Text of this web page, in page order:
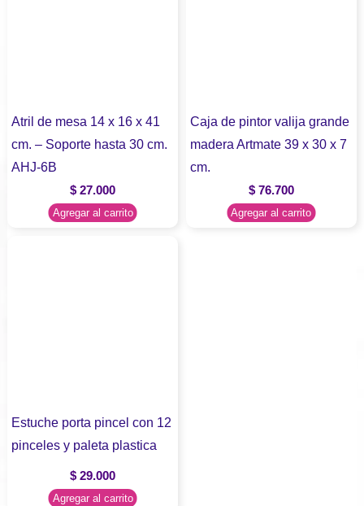
Atril de mesa 14 x 16 x 41
cm. – Soporte hasta 30 cm.
AHJ-6B
$ 27.000
Agregar al carrito
Caja de pintor valija grande
madera Artmate 39 x 30 x 7
cm.
$76.700
Agregar al carrito
Estuche porta pincel con 12
pinceles y paleta plastica
$ 29.000
Agregar al carrito